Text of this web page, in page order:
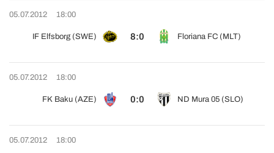
05.07.2012 18:00
IF Elfsborg (SWE) 8:0 Floriana FC (MLT)
05.07.2012 18:00
FK Baku (AZE) 0:0 ND Mura 05 (SLO)
05.07.2012 18:00